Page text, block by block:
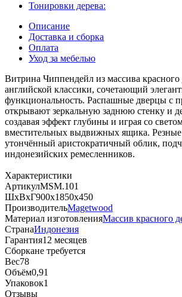
Тонировки дерева:
Описание
Доставка и сборка
Оплата
Уход за мебелью
Витрина Чиппендейл из массива
английской классики, сочетающий
функциональность. Распашные дверцы с
открывают зеркальную заднюю стенку и
создавая эффект глубины и играя со
вместительных выдвижных ящика.
утончённый аристократичный облик,
индонезийских ремесленников.
Характеристики
АртикулMSM.101
ШхВхГ900х1850х450
ПроизводительMagetwood
Материал изготовленияМассив красного
СтранаИндонезия
Гарантия12 месяцев
Сборкане требуется
Вес78
Объём0,91
Упаковок1
Отзывы